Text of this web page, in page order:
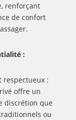
renforçant
de confort
:
respectueux :
offre un
discrétion que
ou